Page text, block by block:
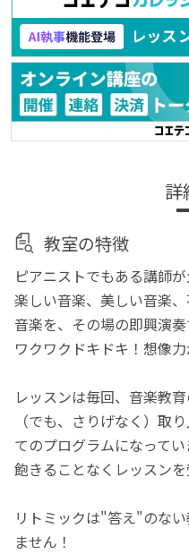
詳
教室の特徴
ピアニストでもある講師が
楽しい音楽、美しい音楽
音楽を、その場の即興演
ワクワクドキドキ！想像力
レッスンは毎回、音楽教
（でも、さりげなく）取
てのプログラムになって
飽きることなくレッスンを
リトミックは"答え"のな
ません！